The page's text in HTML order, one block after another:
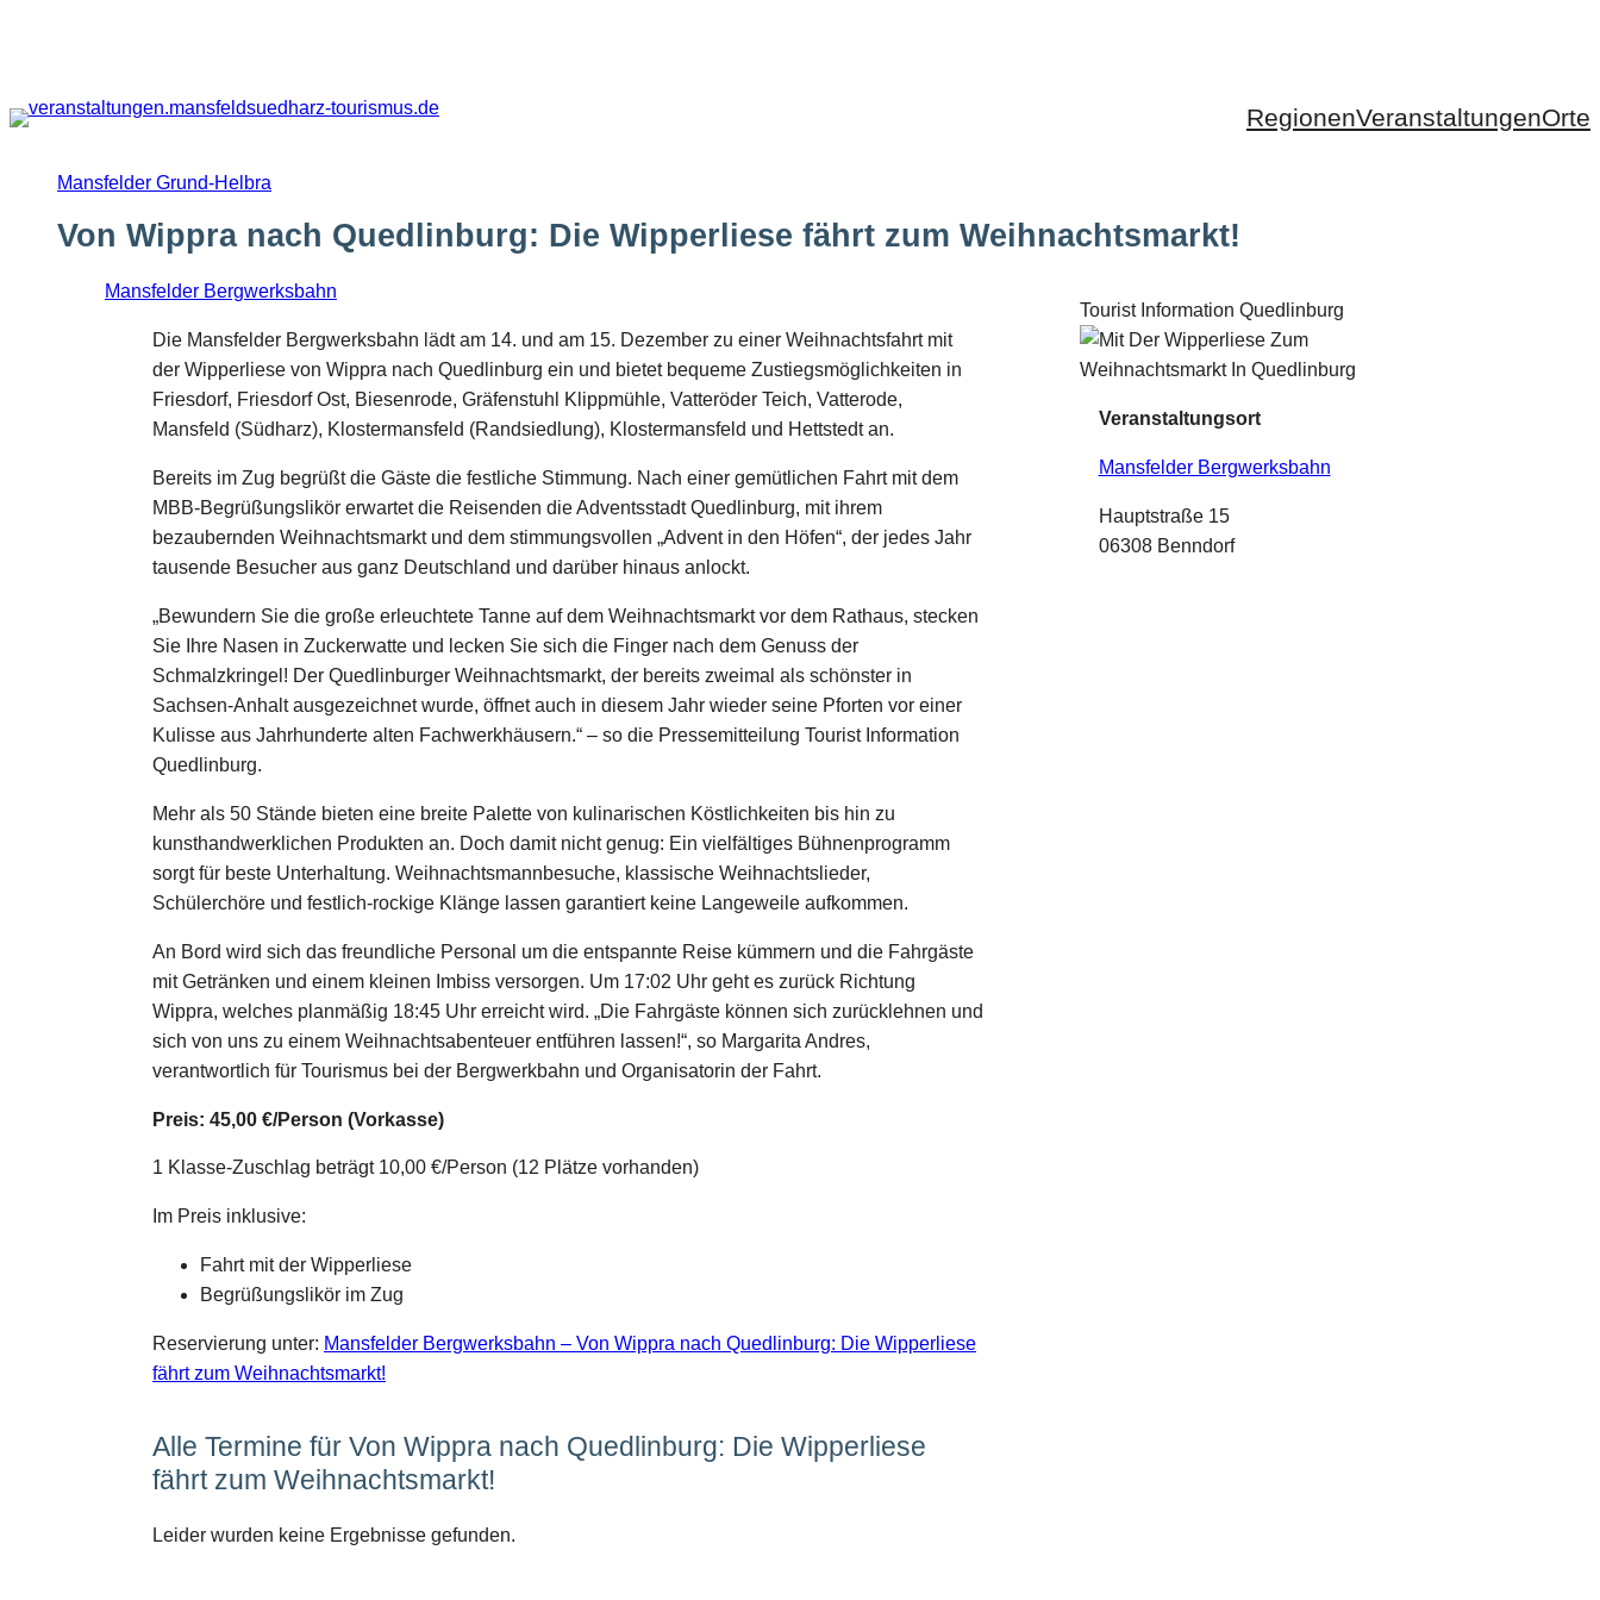
RegionenVeranstaltungenOrte
Mansfelder Grund-Helbra
Von Wippra nach Quedlinburg: Die Wipperliese fährt zum Weihnachtsmarkt!
Mansfelder Bergwerksbahn
Die Mansfelder Bergwerksbahn lädt am 14. und am 15. Dezember zu einer Weihnachtsfahrt mit
der Wipperliese von Wippra nach Quedlinburg ein und bietet bequeme Zustiegsmöglichkeiten in
Friesdorf, Friesdorf Ost, Biesenrode, Gräfenstuhl Klippmühle, Vatteröder Teich, Vatterode,
Mansfeld (Südharz), Klostermansfeld (Randsiedlung), Klostermansfeld und Hettstedt an.
Bereits im Zug begrüßt die Gäste die festliche Stimmung. Nach einer gemütlichen Fahrt mit dem
MBB-Begrüßungslikör erwartet die Reisenden die Adventsstadt Quedlinburg, mit ihrem
bezaubernden Weihnachtsmarkt und dem stimmungsvollen „Advent in den Höfen“, der jedes Jahr
tausende Besucher aus ganz Deutschland und darüber hinaus anlockt.
„Bewundern Sie die große erleuchtete Tanne auf dem Weihnachtsmarkt vor dem Rathaus, stecken
Sie Ihre Nasen in Zuckerwatte und lecken Sie sich die Finger nach dem Genuss der
Schmalzkringel! Der Quedlinburger Weihnachtsmarkt, der bereits zweimal als schönster in
Sachsen-Anhalt ausgezeichnet wurde, öffnet auch in diesem Jahr wieder seine Pforten vor einer
Kulisse aus Jahrhunderte alten Fachwerkhäusern.“ – so die Pressemitteilung Tourist Information
Quedlinburg.
Mehr als 50 Stände bieten eine breite Palette von kulinarischen Köstlichkeiten bis hin zu
kunsthandwerklichen Produkten an. Doch damit nicht genug: Ein vielfältiges Bühnenprogramm
sorgt für beste Unterhaltung. Weihnachtsmannbesuche, klassische Weihnachtslieder,
Schülerchöre und festlich-rockige Klänge lassen garantiert keine Langeweile aufkommen.
An Bord wird sich das freundliche Personal um die entspannte Reise kümmern und die Fahrgäste
mit Getränken und einem kleinen Imbiss versorgen. Um 17:02 Uhr geht es zurück Richtung
Wippra, welches planmäßig 18:45 Uhr erreicht wird. „Die Fahrgäste können sich zurücklehnen und
sich von uns zu einem Weihnachtsabenteuer entführen lassen!“, so Margarita Andres,
verantwortlich für Tourismus bei der Bergwerkbahn und Organisatorin der Fahrt.
Preis: 45,00 €/Person (Vorkasse)
1 Klasse-Zuschlag beträgt 10,00 €/Person (12 Plätze vorhanden)
Im Preis inklusive:
Fahrt mit der Wipperliese
Begrüßungslikör im Zug
Reservierung unter: Mansfelder Bergwerksbahn – Von Wippra nach Quedlinburg: Die Wipperliese
fährt zum Weihnachtsmarkt!
Alle Termine für Von Wippra nach Quedlinburg: Die Wipperliese
fährt zum Weihnachtsmarkt!
Leider wurden keine Ergebnisse gefunden.
Tourist Information Quedlinburg
Veranstaltungsort
Mansfelder Bergwerksbahn
Hauptstraße 15
06308 Benndorf